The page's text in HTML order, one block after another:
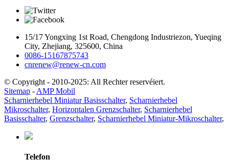
15/17 Yongxing 1st Road, Chengdong Industriezon, Yueqing
City, Zhejiang, 325600, China
0086-15167875743
cnrenew@renew-cn.com
© Copyright - 2010-2025: All Rechter reservéiert.
Sitemap - AMP Mobil
Scharnierhebel Miniatur Basisschalter, Scharnierhebel
Mikroschalter, Horizontalen Grenzschalter, Scharnierhebel
Basisschalter, Grenzschalter, Scharnierhebel Miniatur-Mikroschalter,
Telefon